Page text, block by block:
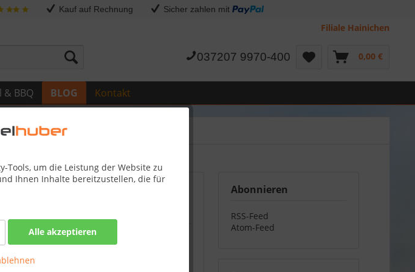
Kauf auf Rechnung Sicher zahlen mit
Filiale Hainichen
037207 9970-400 0,00 €
& BBQ BLOG Kontakt
Tools, um die Leistung der Website zu
Ihnen Inhalte bereitzustellen, die für
Alle akzeptieren
Abonnieren
RSS-Feed
Atom-Feed